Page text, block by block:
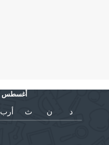
أغسطس 2026
د ن ث أرب